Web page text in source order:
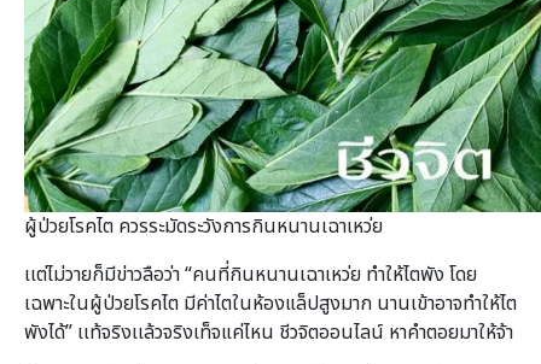
ผู้ป่วยโรคไต ควรระมัดระวังการกินหนานเฉาเหว่ย
เเต่ไม่วายก็มีข่าวลือว่า “คนที่กินหนานเฉาเหว่ย ทำให้ไตพัง โดย
เฉพาะในผู้ป่วยโรคไต มีค่าไตในห้องแล็ปสูงมาก นานเข้าอาจทำให้ไต
พังได้” เเท้จริงเเล้วจริงเท็จแค่ไหน ชีวจิตออนไลน์ หาคำตอยมาให้จ้า